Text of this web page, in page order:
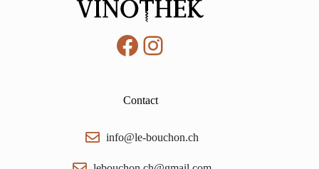
Facebook
Instagram
Contact
info@le-bouchon.ch